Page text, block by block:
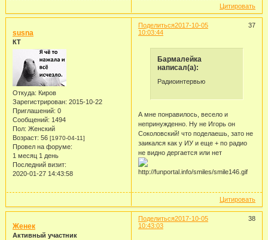
Цитировать
Поделиться 37
2017-10-05
10:03:44
susna
КТ
Откуда: Киров
Зарегистрирован: 2015-10-22
Приглашений: 0
Сообщений: 1494
Пол: Женский
Возраст: 56 [1970-04-11]
Провел на форуме:
1 месяц 1 день
Последний визит:
2020-01-27 14:43:58
Бармалейка
написал(а):
Радиоинтервью
А мне понравилось, весело и
непринужденно. Ну не Игорь он
Соколовский! что поделаешь, зато не
заикался как у ИУ и еще + по радио
не видно дергается или нет
Цитировать
Поделиться 38
2017-10-05
10:43:03
Женек
Активный участник